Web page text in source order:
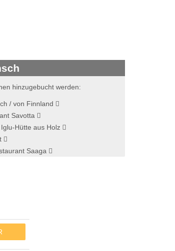
hinzugebucht werden:
/ von Finnland
Savotta
Hütte aus Holz
Saaga